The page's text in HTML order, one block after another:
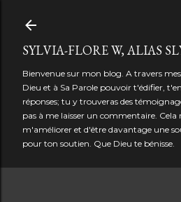
SYLVIA-FLORE W, ALIAS
Bienvenue sur mon blog. A travers
Dieu et à Sa Parole pouvoir t'édifier,
réponses; tu y trouveras des
pas à me laisser un commentaire.
m'améliorer et d'être davantage une
pour ton soutien. Que Dieu te bénisse.